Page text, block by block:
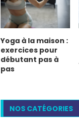
Yoga à la maison :
exercices pour
débutant pas à
pas
NOS CATÉGORIES